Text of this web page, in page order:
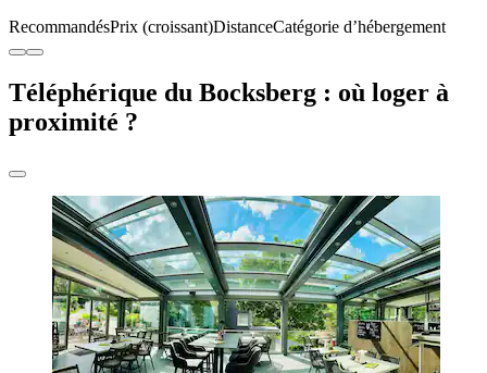
RecommandésPrix (croissant)DistanceCatégorie d’hébergement
Téléphérique du Bocksberg : où loger à
proximité ?